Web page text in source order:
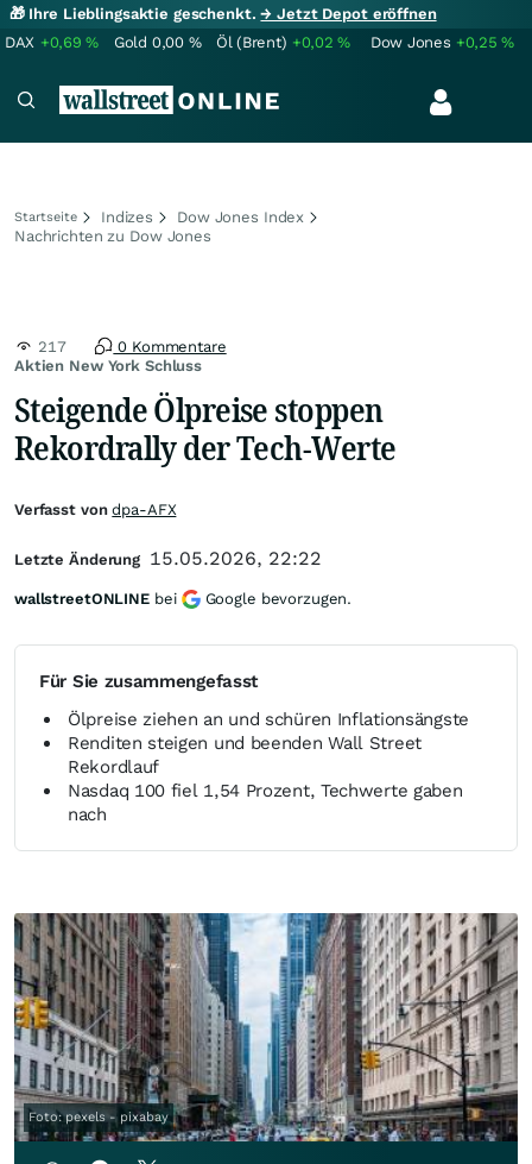
🎁 Ihre Lieblingsaktie geschenkt.→ Jetzt Depot eröffnen
DAX +0,69% Gold 0,00 % Öl (Brent) +0,02% Dow Jones +0,25%
Startseite Indizes
Dow Jones Index
Nachrichten zu Dow Jones
Aktien New York Schluss
217 0 Kommentare
Steigende Ölpreise stoppen
Rekordrally der Tech-Werte
Für Sie zusammengefasst
Ölpreise ziehen an und schüren Inflationsängste
Renditen steigen und beenden Wall Street
Rekordlauf
Nasdaq 100 fiel 1,54 Prozent, Techwerte gaben
nach
Foto: pexels - pixabay
Verfasst vondpa-AFX
Letzte Änderung 15.05.2026, 22:22
wallstreetONLINE bei Google bevorzugen.